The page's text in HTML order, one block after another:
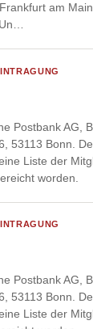
am
Postbank AG,
53113 Bonn.
Liste der
worden.
Postbank AG,
53113 Bonn.
Liste der